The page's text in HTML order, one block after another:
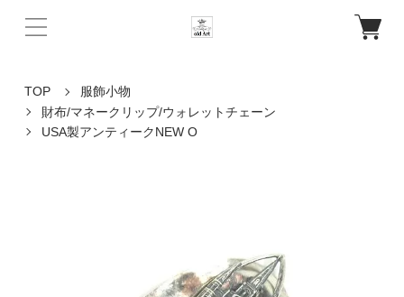
TOP
服飾小物
財布/マネークリップ/ウォレットチェーン
USA製アンティークNEW O